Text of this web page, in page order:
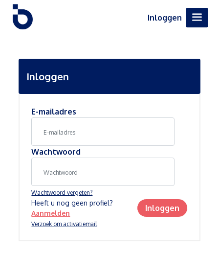
Inloggen
Inloggen
E-mailadres
Wachtwoord
Wachtwoord vergeten?
Verzoek om activatiemail
Heeft u nog geen profiel?
Aanmelden
Inloggen